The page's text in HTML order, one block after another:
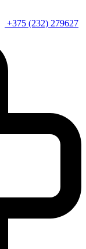
+375 (232) 279627